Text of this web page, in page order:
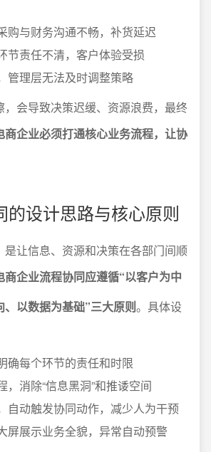
购与财务沟通不畅，补货延迟
节责任不清，客户体验受损
管理层无法及时调整策略
，会导致决策迟缓、资源浪费，最终
商企业必须打通核心业务流程，让协
的设计思路与核心原则
是让信息、资源和决策在各部门间顺
商企业流程协同应遵循“以客户为中
以数据为基础”三大原则。具体设
确每个环节的责任和时限
，消除“信息黑洞”和推诿空间
自动触发协同动作，减少人为干预
屏展示业务全貌，异常自动预警